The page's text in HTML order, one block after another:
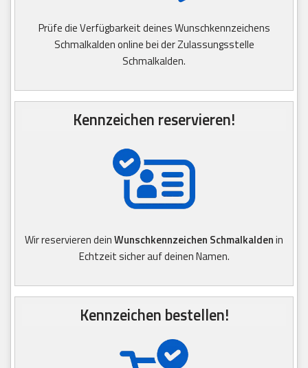
Prüfe die Verfügbarkeit deines Wunschkennzeichens
Schmalkalden online bei der Zulassungsstelle
Schmalkalden.
Kennzeichen reservieren!
Wir reservieren deinWunschkennzeichen Schmalkaldenin
Echtzeit sicher auf deinen Namen.
Kennzeichen bestellen!